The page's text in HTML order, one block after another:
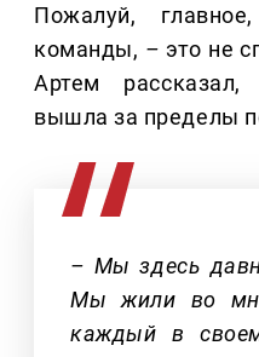
Пожалуй,
команды, – это не
Артем
вышла за пределы
– Мы здесь
Мы жили во
каждый в